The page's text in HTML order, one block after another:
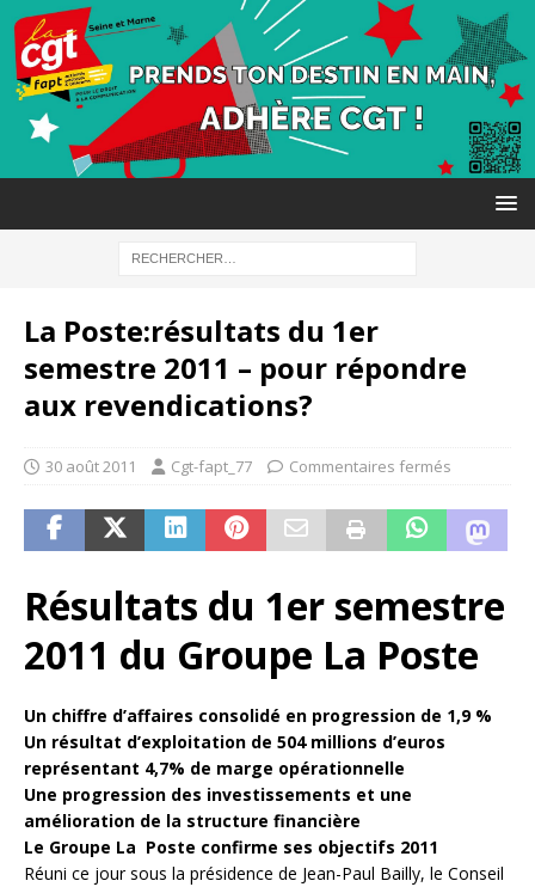
La Poste:résultats du 1er
semestre 2011 – pour répondre
aux revendications?
30 août 2011 Cgt-fapt_77 Commentaires fermés
Résultats du 1er semestre
2011 du Groupe La Poste
Un chiffre d’affaires consolidé en progression de 1,9 %
Un résultat d’exploitation de 504 millions d’euros
représentant 4,7% de marge opérationnelle
Une progression des investissements et une
amélioration de la structure financière
Le Groupe La Poste confirme ses objectifs 2011
Réuni ce jour sous la présidence de Jean-Paul Bailly, le Conseil